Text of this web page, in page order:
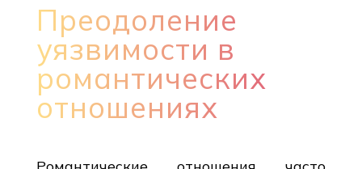
Преодоление
уязвимости в
романтических
отношениях